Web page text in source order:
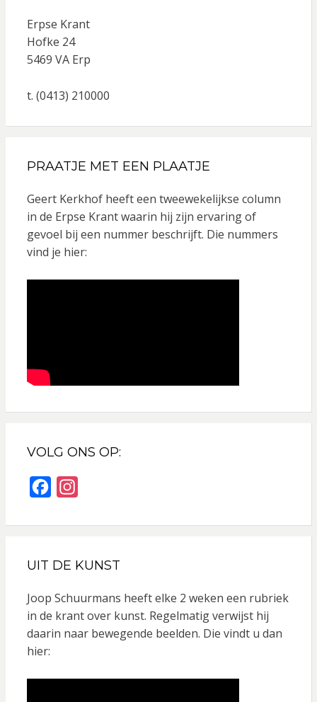
Erpse Krant
Hofke 24
5469 VA Erp
t. (0413) 210000
PRAATJE MET EEN PLAATJE
Geert Kerkhof heeft een tweewekelijkse column
in de Erpse Krant waarin hij zijn ervaring of
gevoel bij een nummer beschrijft. Die nummers
vind je hier:
VOLG ONS OP:
c
b
o
o
k
s
a
g
r
a
UIT DE KUNST
Joop Schuurmans heeft elke 2 weken een rubriek
in de krant over kunst. Regelmatig verwijst hij
daarin naar bewegende beelden. Die vindt u dan
hier: